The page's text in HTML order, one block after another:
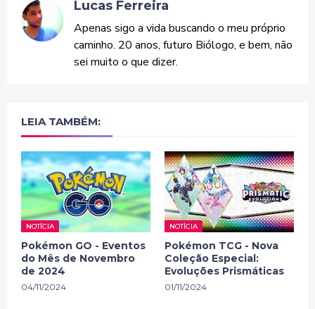
Lucas Ferreira
Apenas sigo a vida buscando o meu próprio
caminho. 20 anos, futuro Biólogo, e bem, não
sei muito o que dizer.
LEIA TAMBÉM:
NOTÍCIA
Pokémon GO - Eventos
do Mês de Novembro
de 2024
04/11/2024
NOTÍCIA
Pokémon TCG - Nova
Coleção Especial:
Evoluções Prismáticas
01/11/2024